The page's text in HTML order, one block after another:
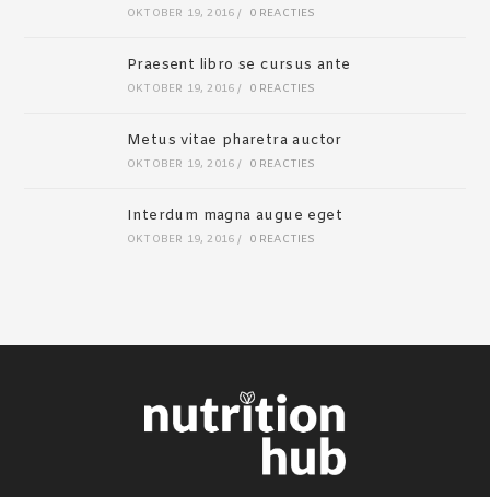
OKTOBER 19, 2016 / 0 REACTIES
Praesent libro se cursus ante
OKTOBER 19, 2016 / 0 REACTIES
Metus vitae pharetra auctor
OKTOBER 19, 2016 / 0 REACTIES
Interdum magna augue eget
OKTOBER 19, 2016 / 0 REACTIES